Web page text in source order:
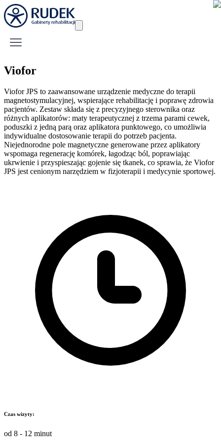
Viofor
Viofor JPS to zaawansowane urządzenie medyczne do terapii
magnetostymulacyjnej, wspierające rehabilitację i poprawę zdrowia
pacjentów. Zestaw składa się z precyzyjnego sterownika oraz
różnych aplikatorów: maty terapeutycznej z trzema parami cewek,
poduszki z jedną parą oraz aplikatora punktowego, co umożliwia
indywidualne dostosowanie terapii do potrzeb pacjenta.
Niejednorodne pole magnetyczne generowane przez aplikatory
wspomaga regenerację komórek, łagodząc ból, poprawiając
ukrwienie i przyspieszając gojenie się tkanek, co sprawia, że Viofor
JPS jest cenionym narzędziem w fizjoterapii i medycynie sportowej.
Czas wizyty:
od 8 - 12 minut